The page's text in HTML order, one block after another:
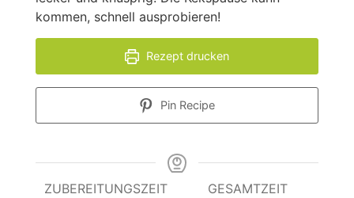
kommen, schnell ausprobieren!
Rezept drucken
Pin Recipe
ZUBEREITUNGSZEIT
GESAMTZEIT